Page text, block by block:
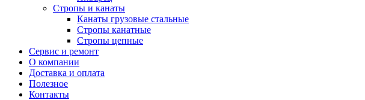
Стропы и канаты
Канаты грузовые стальные
Стропы канатные
Стропы цепные
Сервис и ремонт
О компании
Доставка и оплата
Полезное
Контакты